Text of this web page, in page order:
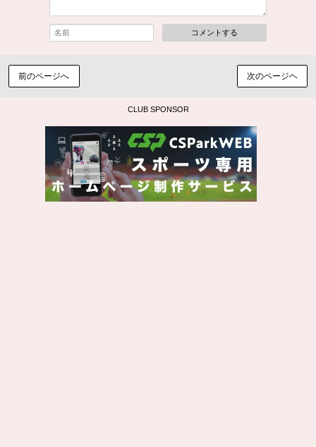
コメントする
前のページへ 次のページヘ
CLUB SPONSOR